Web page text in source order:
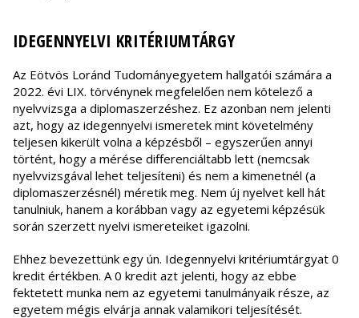
IDEGENNYELVI KRITÉRIUMTÁRGY
Az Eötvös Loránd Tudományegyetem hallgatói számára a
2022. évi LIX. törvénynek megfelelően nem kötelező a
nyelvvizsga a diplomaszerzéshez. Ez azonban nem jelenti
azt, hogy az idegennyelvi ismeretek mint követelmény
teljesen kikerült volna a képzésből – egyszerűen annyi
történt, hogy a mérése differenciáltabb lett (nemcsak
nyelvvizsgával lehet teljesíteni) és nem a kimenetnél (a
diplomaszerzésnél) méretik meg. Nem új nyelvet kell hát
tanulniuk, hanem a korábban vagy az egyetemi képzésük
során szerzett nyelvi ismereteiket igazolni.
Ehhez bevezettünk egy ún. Idegennyelvi kritériumtárgyat 0
kredit értékben. A 0 kredit azt jelenti, hogy az ebbe
fektetett munka nem az egyetemi tanulmányaik része, az
egyetem mégis elvárja annak valamikori teljesítését.